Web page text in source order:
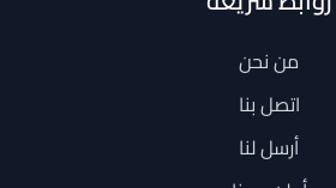
من نحن
اتصل بنا
أرسل لنا